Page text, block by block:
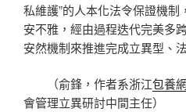
私維護”的人本化法令保證機
安不雅，經由過程迭代完美多
安然機制來推進完成立異型、
（俞鋒，作者系浙江包養網
會管理立異研討中間主任）